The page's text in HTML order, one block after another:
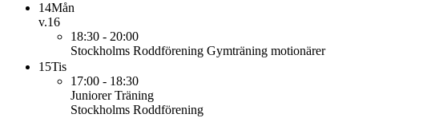
14Mån
v.16
18:30 - 20:00
Stockholms Roddförening Gymträning motionärer
15Tis
17:00 - 18:30
Juniorer Träning
Stockholms Roddförening